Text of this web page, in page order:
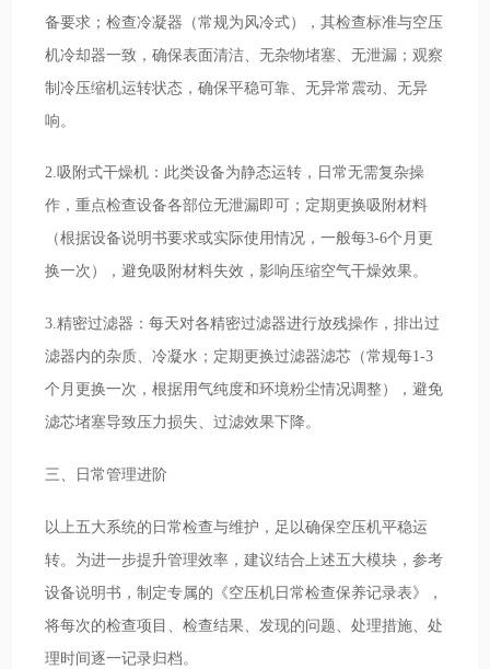
备要求；检查冷凝器（常规为风冷式），其检查标准与空压
机冷却器一致，确保表面清洁、无杂物堵塞、无泄漏；观察
制冷压缩机运转状态，确保平稳可靠、无异常震动、无异
响。
2.吸附式干燥机：此类设备为静态运转，日常无需复杂操
作，重点检查设备各部位无泄漏即可；定期更换吸附材料
（根据设备说明书要求或实际使用情况，一般每3-6个月更
换一次），避免吸附材料失效，影响压缩空气干燥效果。
3.精密过滤器：每天对各精密过滤器进行放残操作，排出过
滤器内的杂质、冷凝水；定期更换过滤器滤芯（常规每1-3
个月更换一次，根据用气纯度和环境粉尘情况调整），避免
滤芯堵塞导致压力损失、过滤效果下降。
三、日常管理进阶
以上五大系统的日常检查与维护，足以确保空压机平稳运
转。为进一步提升管理效率，建议结合上述五大模块，参考
设备说明书，制定专属的《空压机日常检查保养记录表》，
将每次的检查项目、检查结果、发现的问题、处理措施、处
理时间逐一记录归档。